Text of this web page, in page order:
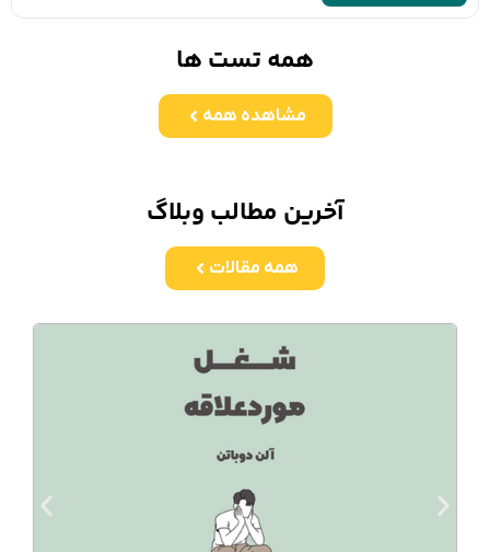
همه تست ها
مشاهده همه
آخرین مطالب وبلاگ
همه مقالات